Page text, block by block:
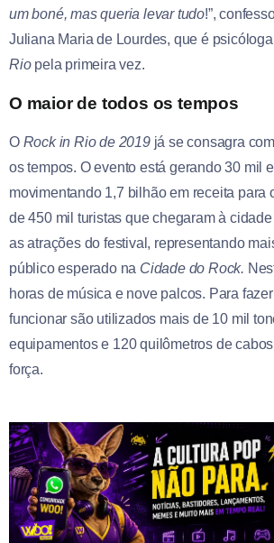
um boné, mas queria levar tudo!”,
Juliana Maria de Lourdes, que é
Riopela primeira vez.
O maior de todos os tempos
O Rock in Rio de 2019já se consagra
os tempos. O evento está gerando 30 mil
movimentando 1,7 bilhão em receita para
de 450 mil turistas que chegaram à
as atrações do festival, representando
público esperado na Cidade do Rock.
horas de música e nove palcos. Para
funcionar são utilizados mais de 10 mil
equipamentos e 120 quilômetros de
força.